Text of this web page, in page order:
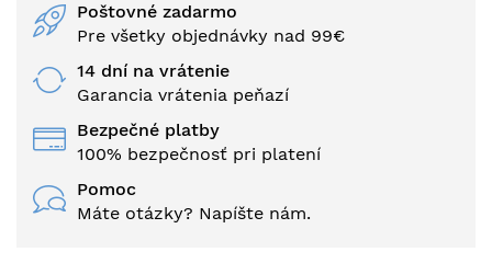
Poštovné zadarmo
Pre všetky objednávky nad 99€
14 dní na vrátenie
Garancia vrátenia peňazí
Bezpečné platby
100% bezpečnosť pri platení
Pomoc
Máte otázky? Napíšte nám.